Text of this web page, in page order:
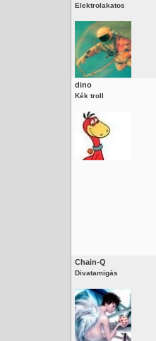
Elektrolakatos
dino
Kék troll
Chain-Q
Divatamigás